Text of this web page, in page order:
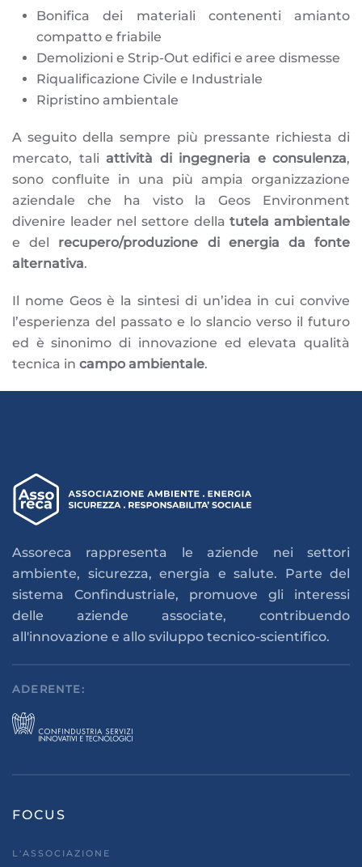
Bonifica dei materiali contenenti amianto
compatto e friabile
Demolizioni e Strip-Out edifici e aree dismesse
Riqualificazione Civile e Industriale
Ripristino ambientale
A seguito della sempre più pressante richiesta di
mercato, tali attività di ingegneria e consulenza,
sono confluite in una più ampia organizzazione
aziendale che ha visto la Geos Environment
divenire leader nel settore dellatutela ambientale
e del recupero/produzione di energia da fonte
alternativa.
Il nome Geos è la sintesi di un’idea in cui convive
l’esperienza del passato e lo slancio verso il futuro
ed è sinonimo di innovazione ed elevata qualità
tecnica in campo ambientale.
Assoreca rappresenta le aziende nei settori
ambiente, sicurezza, energia e salute. Parte del
sistema Confindustriale, promuove gli interessi
delle aziende associate, contribuendo
all'innovazione e allo sviluppo tecnico-scientifico.
ADERENTE:
FOCUS
L'ASSOCIAZIONE